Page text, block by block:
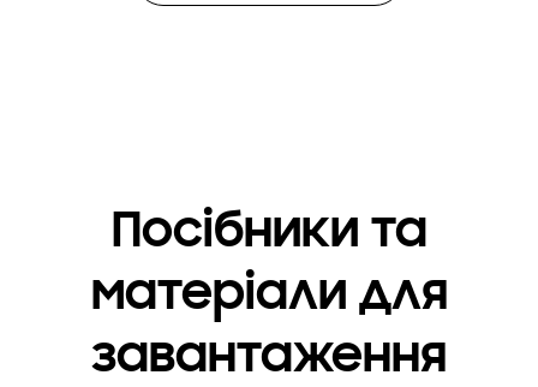
Посібники та
матеріали для
завантаження